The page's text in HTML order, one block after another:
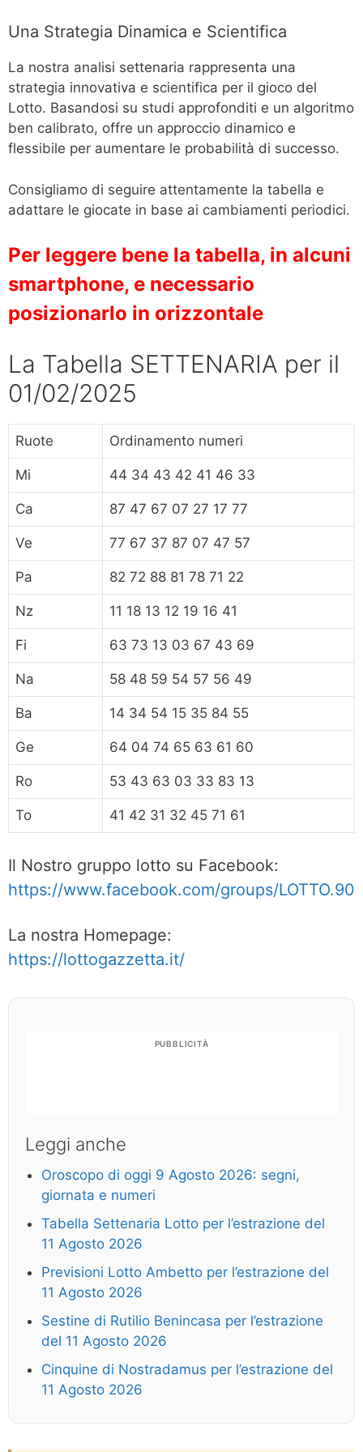
Una Strategia Dinamica e Scientifica
La nostra analisi settenaria rappresenta una
strategia innovativa e scientifica per il gioco del
Lotto. Basandosi su studi approfonditi e un algoritmo
ben calibrato, offre un approccio dinamico e
flessibile per aumentare le probabilità di successo.
Consigliamo di seguire attentamente la tabella e
adattare le giocate in base ai cambiamenti periodici.
Per leggere bene la tabella, in alcuni
smartphone, e necessario
posizionarlo in orizzontale
La Tabella SETTENARIA per il
01/02/2025
Ruote Ordinamento numeri
Mi 44 34 43 42 41 46 33
Ca 87 47 67 07 27 17 77
Ve 77 67 37 87 07 47 57
Pa 82 72 88 81 78 71 22
Nz 11 18 13 12 19 16 41
Fi 63 73 13 03 67 43 69
Na 58 48 59 54 57 56 49
Ba 14 34 54 15 35 84 55
Ge 64 04 74 65 63 61 60
Ro 53 43 63 03 33 83 13
To 41 42 31 32 45 71 61
Il Nostro gruppo lotto su Facebook:
https://www.facebook.com/groups/LOTTO.90
La nostra Homepage:
https://lottogazzetta.it/
PUBBLICITÀ
Leggi anche
Oroscopo di oggi 9 Agosto 2026: segni,
giornata e numeri
Tabella Settenaria Lotto per l’estrazione del
11 Agosto 2026
Previsioni Lotto Ambetto per l’estrazione del
11 Agosto 2026
Sestine di Rutilio Benincasa per l’estrazione
del 11 Agosto 2026
Cinquine di Nostradamus per l’estrazione del
11 Agosto 2026